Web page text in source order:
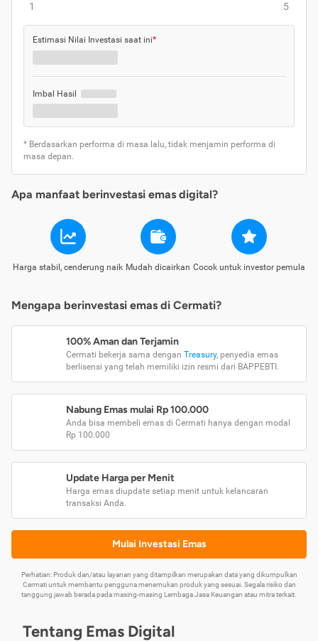
1 5
Estimasi Nilai Investasi saat ini*
Imbal Hasil
* Berdasarkan performa di masa lalu, tidak menjamin performa di
masa depan.
Apa manfaat berinvestasi emas digital?
Harga stabil, cenderung naik Mudah dicairkan Cocok untuk investor pemula
Mengapa berinvestasi emas di Cermati?
100% Aman dan Terjamin
Cermati bekerja sama dengan Treasury, penyedia emas
berlisensi yang telah memiliki izin resmi dari BAPPEBTI.
Nabung Emas mulai Rp 100.000
Anda bisa membeli emas di Cermati hanya dengan modal
Rp 100.000
Update Harga per Menit
Harga emas diupdate setiap menit untuk kelancaran
transaksi Anda.
Mulai Investasi Emas
Perhatian: Produk dan/atau layanan yang ditampilkan merupakan data yang dikumpulkan
Cermati untuk membantu pengguna menemukan produk yang sesuai. Segala risiko dan
tanggung jawab berada pada masing-masing Lembaga Jasa Keuangan atau mitra terkait.
Tentang Emas Digital